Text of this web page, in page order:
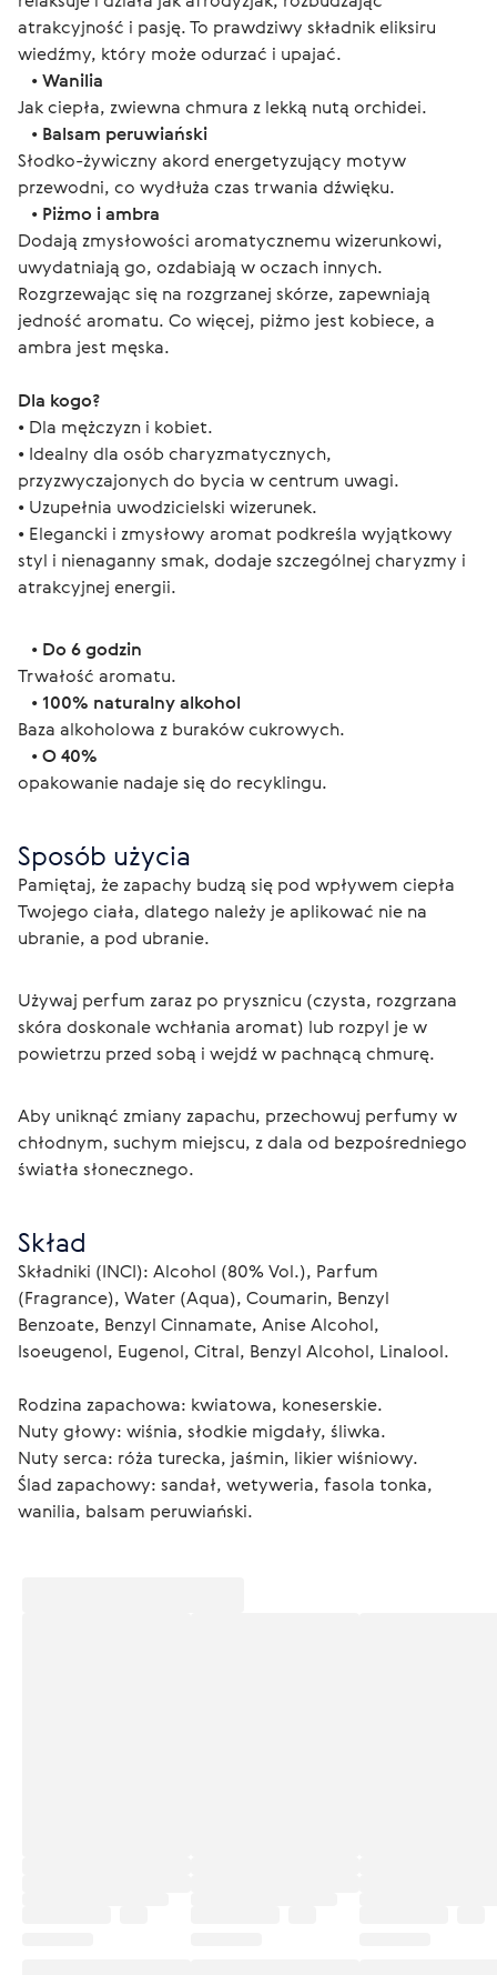
atrakcyjność i pasję. To prawdziwy składnik eliksiru
wiedźmy, który może odurzać i upajać.
•Wanilia
Jak ciepła, zwiewna chmura z lekką nutą orchidei.
• Balsam peruwiański
Słodko-żywiczny akord energetyzujący motyw
przewodni, co wydłuża czas trwania dźwięku.
• Piżmo i ambra
Dodają zmysłowości aromatycznemu wizerunkowi,
uwydatniają go, ozdabiają w oczach innych.
Rozgrzewając się na rozgrzanej skórze, zapewniają
jedność aromatu. Co więcej, piżmo jest kobiece, a
ambra jest męska.
Dla kogo?
• Dla mężczyzn i kobiet.
• Idealny dla osób charyzmatycznych,
przyzwyczajonych do bycia w centrum uwagi.
• Uzupełnia uwodzicielski wizerunek.
• Elegancki i zmysłowy aromat podkreśla wyjątkowy
styl i nienaganny smak, dodaje szczególnej charyzmy i
atrakcyjnej energii.
• Do 6 godzin
Trwałość aromatu.
• 100% naturalny alkohol
Baza alkoholowa z buraków cukrowych.
• O 40%
opakowanie nadaje się do recyklingu.
Sposób użycia
Pamiętaj, że zapachy budzą się pod wpływem ciepła
Twojego ciała, dlatego należy je aplikować nie na
ubranie, a pod ubranie.
Używaj perfum zaraz po prysznicu (czysta, rozgrzana
skóra doskonale wchłania aromat) lub rozpyl je w
powietrzu przed sobą i wejdź w pachnącą chmurę.
Aby uniknąć zmiany zapachu, przechowuj perfumy w
chłodnym, suchym miejscu, z dala od bezpośredniego
światła słonecznego.
Skład
Składniki (INCI): Alcohol (80% Vol.), Parfum
(Fragrance), Water (Aqua), Coumarin, Benzyl
Benzoate, Benzyl Cinnamate, Anise Alcohol,
Isoeugenol, Eugenol, Citral, Benzyl Alcohol, Linalool.
Rodzina zapachowa: kwiatowa, koneserskie.
Nuty głowy: wiśnia, słodkie migdały, śliwka.
Nuty serca: róża turecka, jaśmin, likier wiśniowy.
Ślad zapachowy: sandał, wetyweria, fasola tonka,
wanilia, balsam peruwiański.